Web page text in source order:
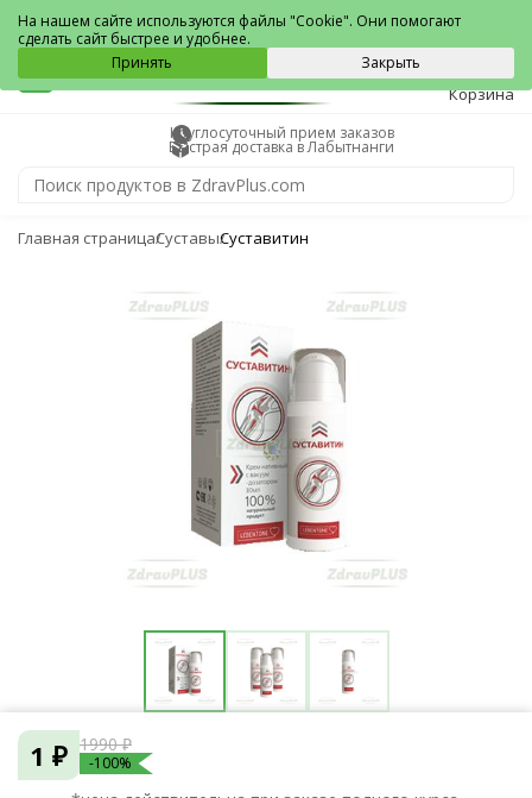
Лабытнанги
0
Корзина
Круглосуточный прием заказов
Быстрая доставка в Лабытнанги
Главная страницаСуставыСуставитин
1 ₽ 1990 ₽
-100%
На нашем сайте используются файлы "Cookie". Они помогают
сделать сайт быстрее и удобнее.
Принять
Закрыть